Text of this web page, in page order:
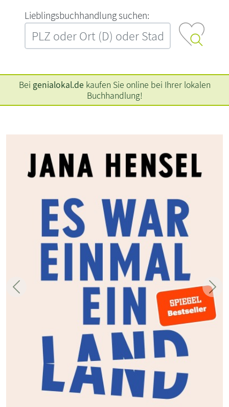
L‍i‍e‍b‍l‍i‍n‍g‍s‍b‍u‍c‍h‍h‍a‍n‍d‍l‍u‍n‍g‍ ‍s‍u‍c‍h‍e‍n‍:‍
Bei genialokal.de kaufen Sie online bei Ihrer lokalen
Buchhandlung!
Zurück